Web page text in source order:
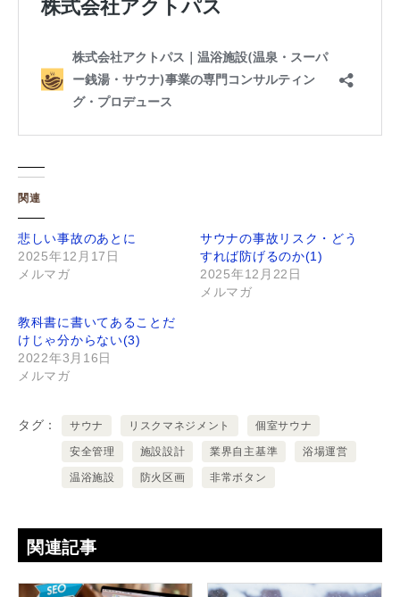
関連
悲しい事故のあとに
2025年12月17日
メルマガ
サウナの事故リスク・どう
すれば防げるのか(1)
2025年12月22日
メルマガ
教科書に書いてあることだ
けじゃ分からない(3)
2022年3月16日
メルマガ
タグ サウナ リスクマネジメント 個室サウナ
安全管理 施設設計 業界自主基準 浴場運営
温浴施設 防火区画 非常ボタン
関連記事